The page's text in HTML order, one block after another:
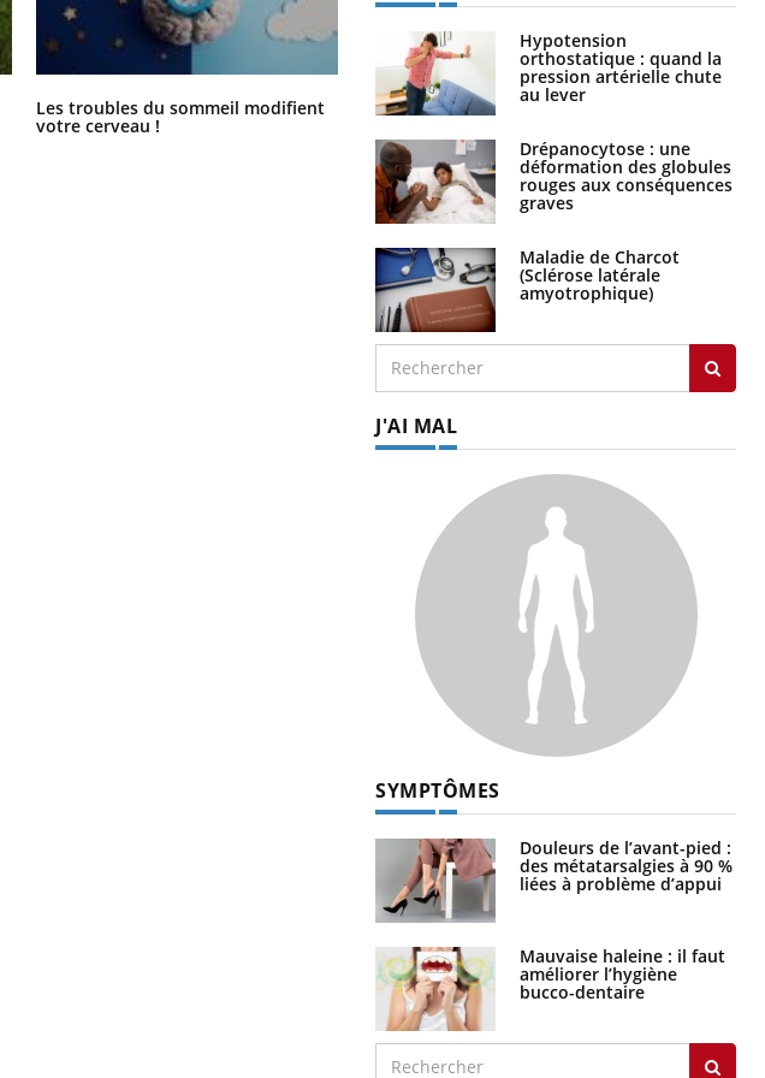
Les troubles du sommeil modifient
votre cerveau !
Mon enfant est-il trop sensible ou
simplement très empathique ?
Hypotension
orthostatique : quand la
pression artérielle chute
au lever
Drépanocytose : une
déformation des globules
rouges aux conséquences
graves
Maladie de Charcot
(Sclérose latérale
amyotrophique)
J'AI MAL
SYMPTÔMES
Douleurs de l’avant-pied :
des métatarsalgies à 90 %
liées à problème d’appui
Mauvaise haleine : il faut
améliorer l’hygiène
bucco-dentaire